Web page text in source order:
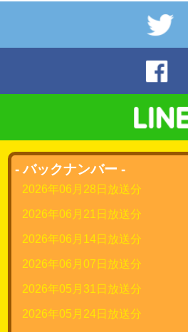
- バックナンバー -
2026年06月28日放送分
2026年06月21日放送分
2026年06月14日放送分
2026年06月07日放送分
2026年05月31日放送分
2026年05月24日放送分